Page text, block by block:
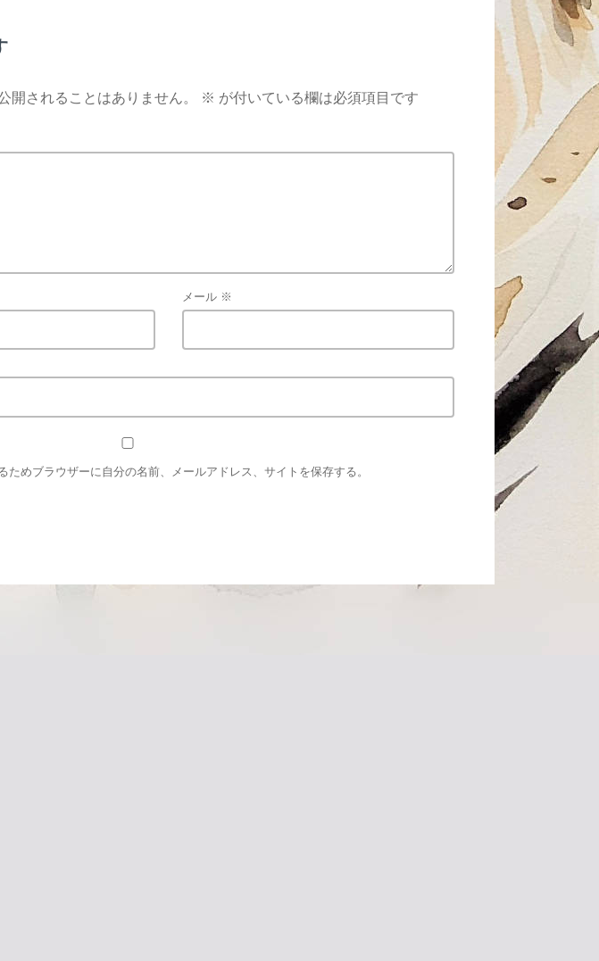
開されることはありません。 ※ が付いている欄は必須項目です
メール ※
ためブラウザーに自分の名前、メールアドレス、サイトを保存する。